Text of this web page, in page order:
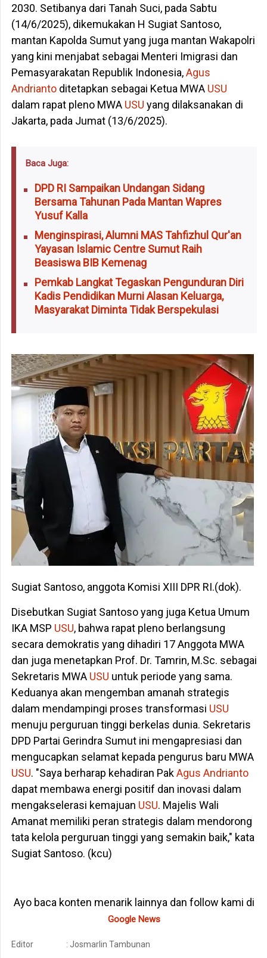
2030. Setibanya dari Tanah Suci, pada Sabtu
(14/6/2025), dikemukakan H Sugiat Santoso,
mantan Kapolda Sumut yang juga mantan Wakapolri
yang kini menjabat sebagai Menteri Imigrasi dan
Pemasyarakatan Republik Indonesia,Agus
Andriantoditetapkan sebagai Ketua MWAUSU
dalam rapat pleno MWAUSU yang dilaksanakan di
Jakarta, pada Jumat (13/6/2025).
Baca Juga:
DPD RI Sampaikan Undangan Sidang
Bersama Tahunan Pada Mantan Wapres
Yusuf Kalla
Menginspirasi, Alumni MAS Tahfizhul Qur'an
Yayasan Islamic Centre Sumut Raih
Beasiswa BIB Kemenag
Pemkab Langkat Tegaskan Pengunduran Diri
Kadis Pendidikan Murni Alasan Keluarga,
Masyarakat Diminta Tidak Berspekulasi
Sugiat Santoso, anggota Komisi XIII DPR RI.(dok).
Disebutkan Sugiat Santoso yang juga Ketua Umum
IKA MSP USU, bahwa rapat pleno berlangsung
secara demokratis yang dihadiri 17 Anggota MWA
dan juga menetapkan Prof. Dr. Tamrin, M.Sc. sebagai
Sekretaris MWAUSU untuk periode yang sama.
Keduanya akan mengemban amanah strategis
dalam mendampingi proses transformasi USU
menuju perguruan tinggi berkelas dunia. Sekretaris
DPD Partai Gerindra Sumut ini mengapresiasi dan
mengucapkan selamat kepada pengurus baru MWA
USU. "Saya berharap kehadiran PakAgus Andrianto
dapat membawa energi positif dan inovasi dalam
mengakselerasi kemajuan USU. Majelis Wali
Amanat memiliki peran strategis dalam mendorong
tata kelola perguruan tinggi yang semakin baik," kata
Sugiat Santoso. (kcu)
Ayo baca konten menarik lainnya dan follow kami di
Google News
Editor : Josmarlin Tambunan